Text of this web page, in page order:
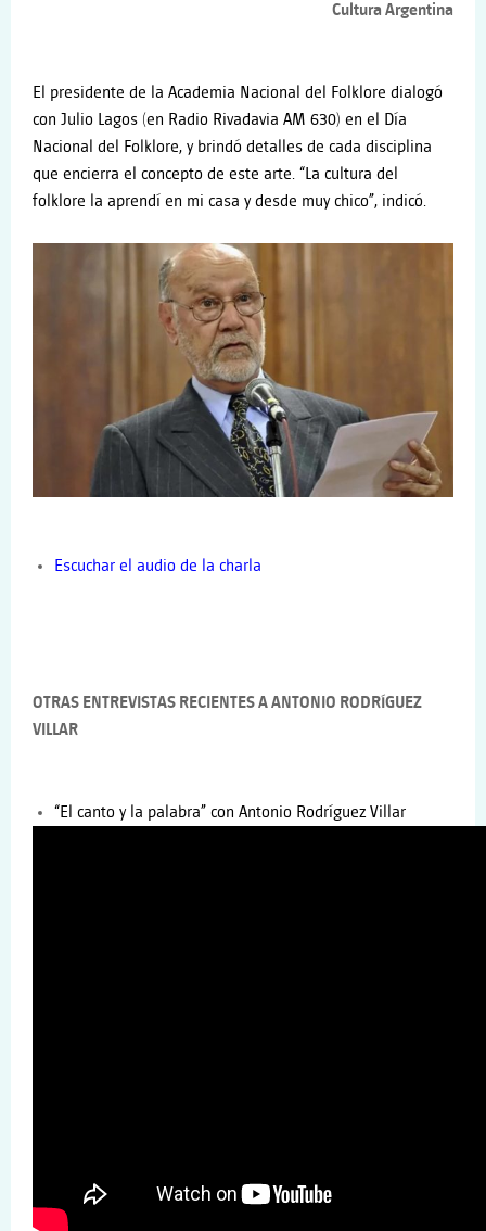
Cultura Argentina
El presidente de la Academia Nacional del Folklore dialogó
con Julio Lagos (en Radio Rivadavia AM 630) en el Día
Nacional del Folklore, y brindó detalles de cada disciplina
que encierra el concepto de este arte. “La cultura del
folklore la aprendí en mi casa y desde muy chico”, indicó.
Escuchar el audio de la charla
OTRAS ENTREVISTAS RECIENTES A ANTONIO RODRÍGUEZ
VILLAR
“El canto y la palabra” con Antonio Rodríguez Villar